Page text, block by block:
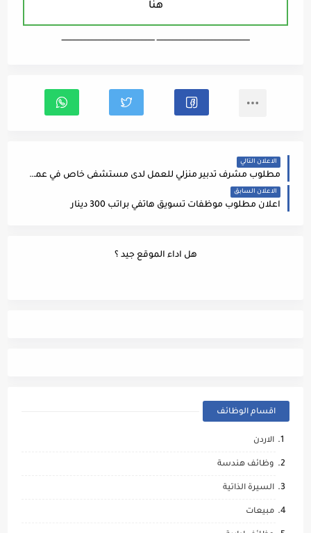
هنا
ـــــــــــــــــــــــــــــــــــــــــــــــــــــــــــــــــــ ـــــــــــــــــــــــــــــــــــــــــــــــــــــــــــــــــــ
الاعلان التالي
مطلوب مشرف تدبير منزلي للعمل لدى مستشفى خاص في عمان
الاعلان السابق
اعلان مطلوب موظفات تسويق هاتفي براتب 300 دينار
هل اداء الموقع جيد ؟
اقسام الوظائف
الاردن
وظائف هندسة
السيرة الذاتية
مبيعات